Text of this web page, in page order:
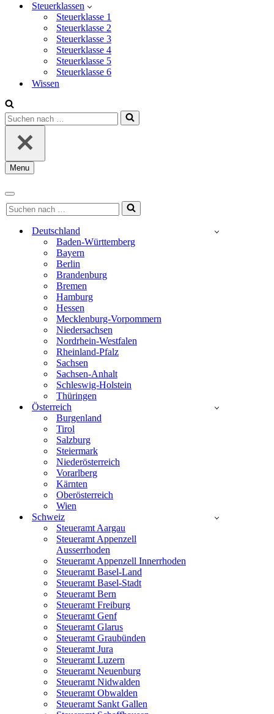
Steuerklassen
Steuerklasse 1
Steuerklasse 2
Steuerklasse 3
Steuerklasse 4
Steuerklasse 5
Steuerklasse 6
Wissen
Suchen
nach …
Menu
Navigationsmenü
Navigationsmenü
Suchen
nach …
Deutschland
Baden-Württemberg
Bayern
Berlin
Brandenburg
Bremen
Hamburg
Hessen
Mecklenburg-Vorpommern
Niedersachsen
Nordrhein-Westfalen
Rheinland-Pfalz
Sachsen
Sachsen-Anhalt
Schleswig-Holstein
Thüringen
Österreich
Burgenland
Tirol
Salzburg
Steiermark
Niederösterreich
Vorarlberg
Kärnten
Oberösterreich
Wien
Schweiz
Steueramt Aargau
Steueramt Appenzell
Ausserrhoden
Steueramt Appenzell Innerrhoden
Steueramt Basel-Land
Steueramt Basel-Stadt
Steueramt Bern
Steueramt Freiburg
Steueramt Genf
Steueramt Glarus
Steueramt Graubünden
Steueramt Jura
Steueramt Luzern
Steueramt Neuenburg
Steueramt Nidwalden
Steueramt Obwalden
Steueramt Sankt Gallen